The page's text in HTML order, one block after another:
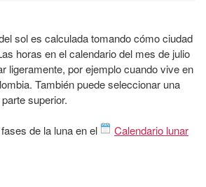
sol es calculada tomando cómo ciudad
horas en el calendario del mes de julio
ligeramente, por ejemplo cuando vive en
También puede seleccionar una
superior.
de la luna en el
Calendario lunar